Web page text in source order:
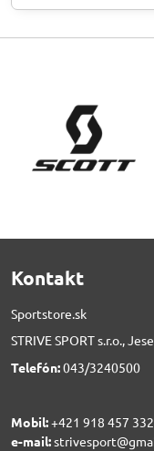
Kontakt
Sportstore.sk
STRIVE SPORT s.r.o.,
Telefón:043/3240500
Mobil:+421 918 457 332
e-mail: